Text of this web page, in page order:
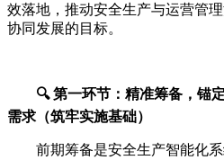
效落地，推动安全生产与运营管
协同发展的目标。
🔍 第一环节：精准筹备，锚
需求（筑牢实施基础）
前期筹备是安全生产智能化